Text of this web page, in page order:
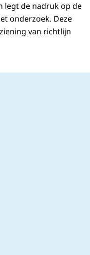
legt de nadruk op de
onderzoek. Deze
van richtlijn